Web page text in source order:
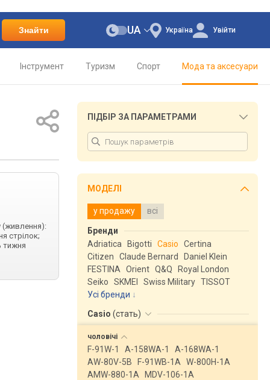
Знайти Україна
UA Увійти
Інструмент Туризм Спорт Мода та аксесуари
(живлення):
стрілок;
тижня
ПІДБІР ЗА ПАРАМЕТРАМИ
МОДЕЛІ
у продажу всі
Бренди
Adriatica
Bigotti Casio
Certina
Citizen
Claude Bernard
Daniel Klein
FESTINA
Orient Q&Q
Royal London
Seiko
SKMEI Swiss Military TISSOT
Усі бренди
Casio (стать)
чоловічі
F-91W-1 A-158WA-1
A-168WA-1
AW-80V-5B
F-91WB-1A
W-800H-1A
AMW-880-1A
MDV-106-1A